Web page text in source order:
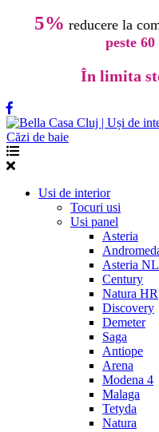
5% reducere la
peste
În limita
Usi de interior
Tocuri usi
Usi panel
Asteria
Asteria NL
Century
Natura HR
Discovery
Demeter
Saga
Antiope
Arena
Modena 4
Malaga
Tetyda
Natura